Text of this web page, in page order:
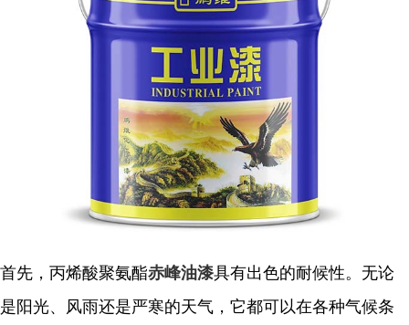
首先，丙烯酸聚氨酯赤峰油漆具有出色的耐候性。无论
是阳光、风雨还是严寒的天气，它都可以在各种气候条